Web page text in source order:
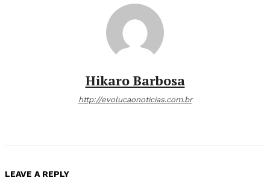
Hikaro Barbosa
http://evolucaonoticias.com.br
LEAVE A REPLY